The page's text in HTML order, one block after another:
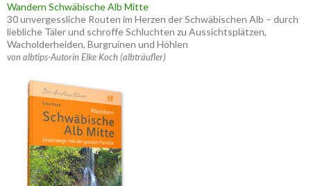
Wandern Schwäbische Alb Mitte
30 unvergessliche Routen im Herzen der Schwäbischen Alb – durch
liebliche Täler und schroffe Schluchten zu Aussichtsplätzen,
Wacholderheiden, Burgruinen und Höhlen
von albtips-Autorin Elke Koch (albträufler)